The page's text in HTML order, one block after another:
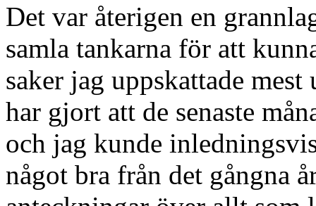
Det var återigen en
samla tankarna för att
saker jag uppskattade
har gjort att de senaste
och jag kunde
något bra från det gångna